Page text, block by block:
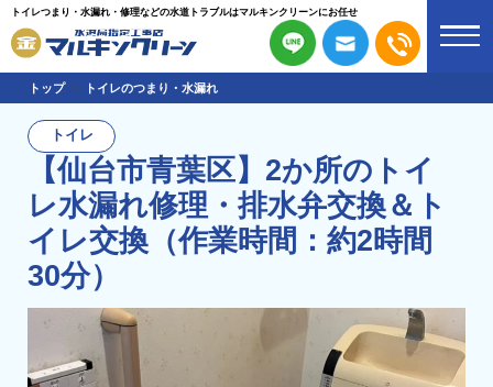
トイレつまり・水漏れ・修理などの水道トラブルはマルキンクリーンにお任せ
トップ トイレのつまり・水漏れ
【仙台市青葉区】2か所のトイ
レ水漏れ修理・排水弁交換＆ト
イレ交換（作業時間：約2時間
30分）
トイレ